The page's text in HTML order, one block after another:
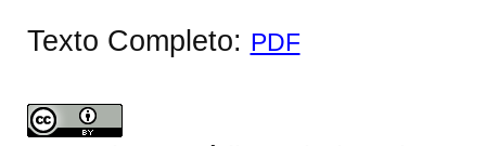
Texto Completo: PDF